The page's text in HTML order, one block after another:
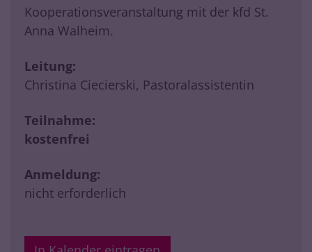
Kooperationsveranstaltung mit der kfd St.
Anna Walheim.
Leitung:
Christina Ciecierski, Pastoralassistentin
Teilnahme:
kostenfrei
Anmeldung:
nicht erforderlich